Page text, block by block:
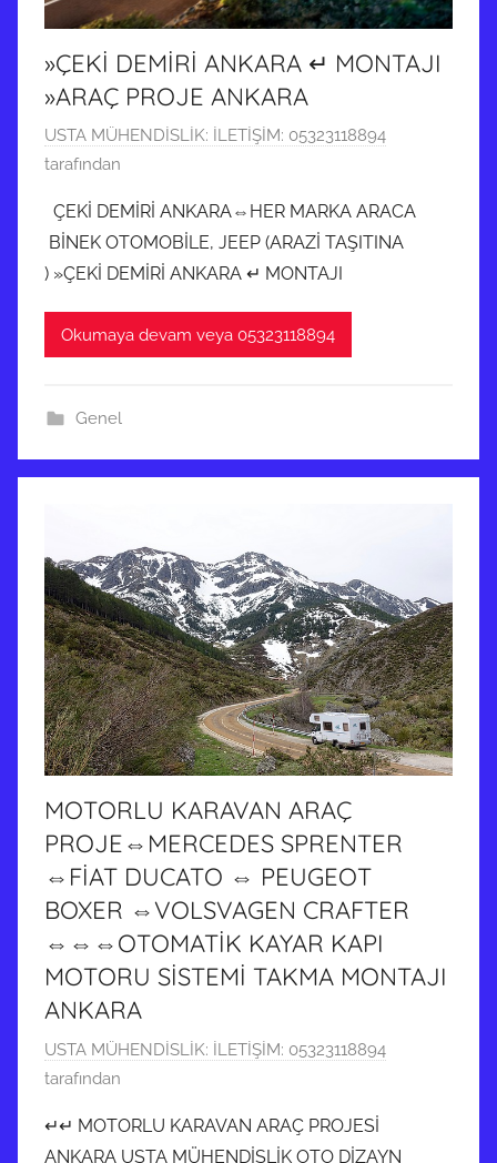
»ÇEKİ DEMİRİ ANKARA ↵ MONTAJI
»ARAÇ PROJE ANKARA
1
5
z
i
r
0
9
r
i
h
i
n
d
e
g
ö
d
e
r
l
m
ş
USTA MÜHENDİSLİK: İLETİŞİM: 05323118894
tarafından
ÇEKİ DEMİRİ ANKARA⇔HER MARKA ARACA
BİNEK OTOMOBİLE, JEEP (ARAZİ TAŞITINA
) »ÇEKİ DEMİRİ ANKARA ↵ MONTAJI
Okumaya devam veya 05323118894
Genel
MOTORLU KARAVAN ARAÇ
PROJE⇔MERCEDES SPRENTER
⇔FİAT DUCATO ⇔ PEUGEOT
BOXER ⇔VOLSVAGEN CRAFTER
⇔⇔⇔OTOMATİK KAYAR KAPI
MOTORU SİSTEMİ TAKMA MONTAJI
ANKARA
1
5
a
USTA MÜHENDİSLİK: İLETİŞİM: 05323118894
tarafından
↵↵ MOTORLU KARAVAN ARAÇ PROJESİ
ANKARA USTA MÜHENDİSLİK OTO DİZAYN